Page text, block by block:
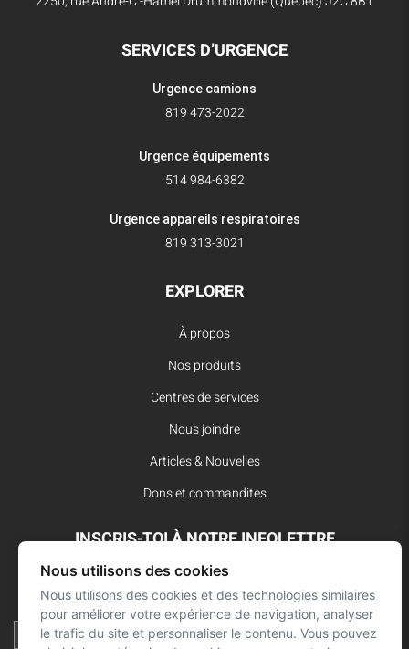
SERVICES D’URGENCE
Urgence camions
819 473-2022
Urgence équipements
514 984-6382
Urgence appareils respiratoires
819 313-3021
EXPLORER
À propos
Nos produits
Centres de services
Nous joindre
Articles & Nouvelles
Dons et commandites
INSCRIS-TOI À NOTRE INFOLETTRE
Reste à l’affût des dernières innovations pour vos interventions
d’urgence et ne manque aucune nouvelle de L’Arsenal.
Nous utilisons des cookies
Nous utilisons des cookies et des technologies similaires
pour améliorer votre expérience de navigation, analyser
le trafic du site et personnaliser le contenu. Vous pouvez